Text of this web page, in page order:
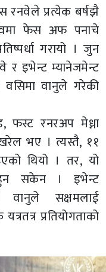
रनवेले प्रत्येक बर्षझै
फेस अफ पनाचे
गरायो । जुन
र इभेन्ट म्यानेजमेन्ट
वानुले गरेकी
फस्ट रनरअप मेध्ना
भए । त्यस्तै, ११
थियो । तर, यो
हुन सकेन । इभेन्ट
वानुले सक्षमलाई
प्रतियोगताको